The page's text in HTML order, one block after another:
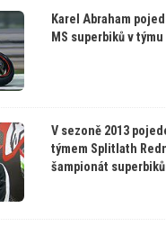
Karel Abraham
MS superbiků v
V sezoně 2013
týmem Splitlath
šampionát superbiků